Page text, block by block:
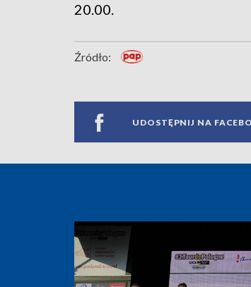
20.00.
Źródło:
UDOSTĘPNIJ NA